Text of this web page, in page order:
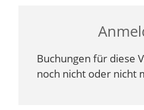
Buchungen für diese
noch nicht oder nicht